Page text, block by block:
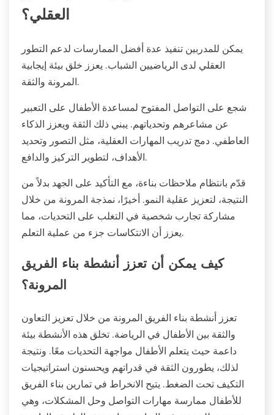
العقلي؟
يمكن للمدربين تنفيذ عدة أفضل الممارسات لدعم التطور
العقلي لدى الرياضيين الشباب. يعزز خلق بيئة إيجابية
المرونة والثقة.
شجع على التواصل المفتوح لمساعدة الأطفال على التعبير
عن مشاعرهم وتحدياتهم. يبني ذلك الثقة ويعزز الذكاء
العاطفي. دمج تدريب المهارات العقلية، مثل التصور وتحديد
الأهداف، لتطوير التركيز والدافع.
قدّم بانتظام ملاحظات بناءة، مع التأكيد على الجهد بدلاً من
النتيجة، لتعزيز عقلية النمو. أخيرًا، نمذجة المرونة من خلال
مشاركة تجارب شخصية في التغلب على التحديات، مما
يعزز أن الانتكاسات جزء من عملية التعلم.
كيف يمكن أن تعزز أنشطة بناء الفريق
المرونة؟
تعزز أنشطة بناء الفريق المرونة من خلال تعزيز التعاون
والثقة بين الأطفال في الرياضة. تخلق هذه الأنشطة بيئة
داعمة حيث يتعلم الأطفال مواجهة التحديات معًا. ونتيجة
لذلك، يطورون الثقة في قدراتهم ويحسنون استراتيجيات
التكيف تحت الضغط. يتيح الانخراط في تمارين بناء الفريق
للأطفال ممارسة مهارات التواصل وحل المشكلات، وهي